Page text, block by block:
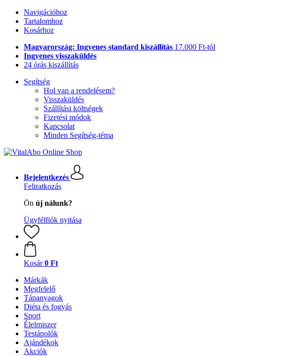
Navigációhoz
Tartalomhoz
Kosárhoz
Magyarország: Ingyenes standard kiszállítás 17.000 Ft-tól
Ingyenes visszaküldés
24 órás kiszállítás
Segítség
Hol van a rendelésem?
Visszaküldés
Szállítási költségek
Fizetési módok
Kapcsolat
Minden Segítség-téma
Bejelentkezés
Feliratkozás
Ön új nálunk?
Ügyfélfiók nyitása
Kosár 0 Ft
Márkák
Megfelelő
Tápanyagok
Diéta és fogyás
Sport
Élelmiszer
Testápolók
Ajándékok
Akciók